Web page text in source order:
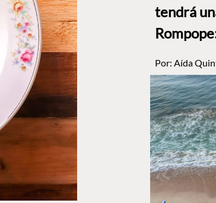
tendrá
Por: Aída